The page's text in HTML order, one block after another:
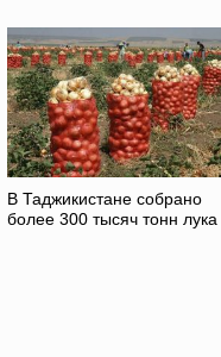
В Таджикистане собрано
более 300 тысяч тонн лука